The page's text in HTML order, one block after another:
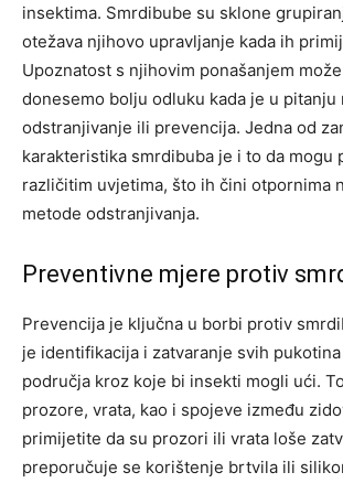
insektima. Smrdibube su sklone
otežava njihovo upravljanje kada ih
Upoznatost s njihovim ponašanjem
donesemo bolju odluku kada je u pitanju
odstranjivanje ili prevencija. Jedna od
karakteristika smrdibuba je i to da mogu
različitim uvjetima, što ih čini otpornima
metode odstranjivanja.
Preventivne mjere protiv
Prevencija je ključna u borbi protiv
je identifikacija i zatvaranje svih
područja kroz koje bi insekti mogli ući.
prozore, vrata, kao i spojeve između
primijetite da su prozori ili vrata loše
preporučuje se korištenje brtvila ili